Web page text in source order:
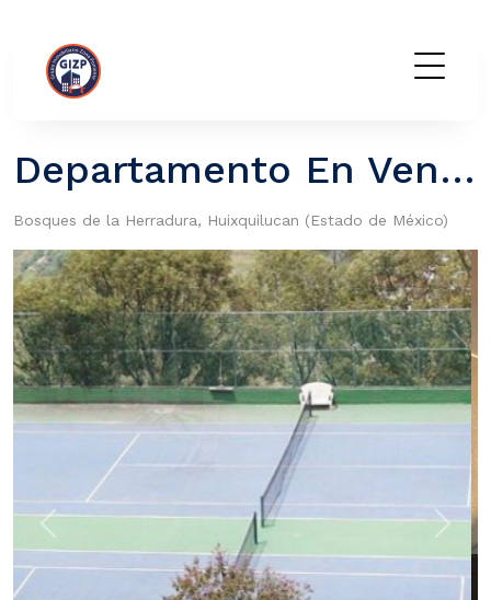
Departamento En Venta En La Herradura
Bosques de la Herradura, Huixquilucan (Estado de México)
Previous Next